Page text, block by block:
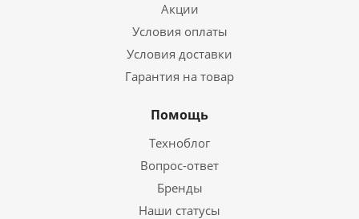
Акции
Условия оплаты
Условия доставки
Гарантия на товар
Помощь
Техноблог
Вопрос-ответ
Бренды
Наши статусы